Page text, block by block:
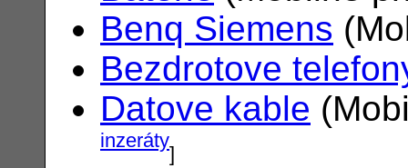
Benq Siemens
Bezdrotove
Datove kable
inzeráty]